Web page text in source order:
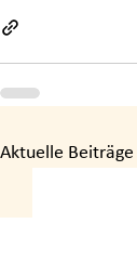
Aktuelle Beiträge